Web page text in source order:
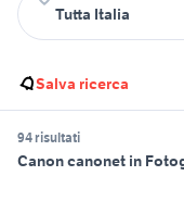
Salva ricerca
94 risultati
Canon canonet in